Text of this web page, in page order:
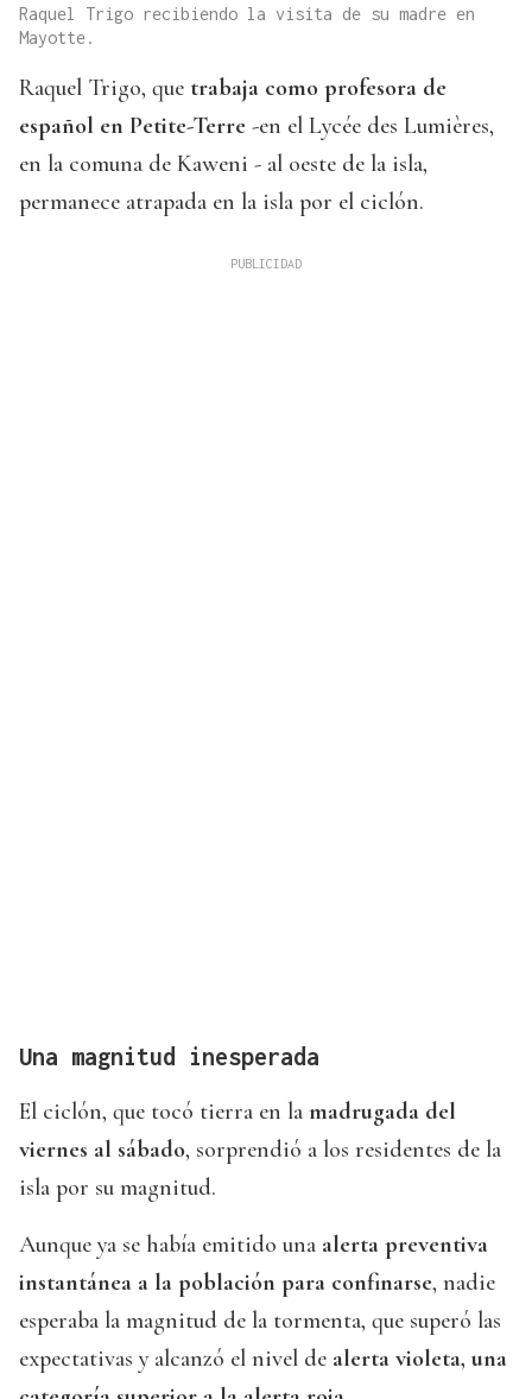
Raquel Trigo recibiendo la visita de su madre en
Mayotte.
Raquel Trigo, que trabaja como profesora de
español en Petite-Terre -en el Lycée des Lumières,
en la comuna de Kaweni - al oeste de la isla,
permanece atrapada en la isla por el ciclón.
Una magnitud inesperada
El ciclón, que tocó tierra en la madrugada del
viernes al sábado, sorprendió a los residentes de la
isla por su magnitud.
Aunque ya se había emitido una alerta preventiva
instantánea a la población para confinarse, nadie
esperaba la magnitud de la tormenta, que superó las
expectativas y alcanzó el nivel de alerta violeta, una